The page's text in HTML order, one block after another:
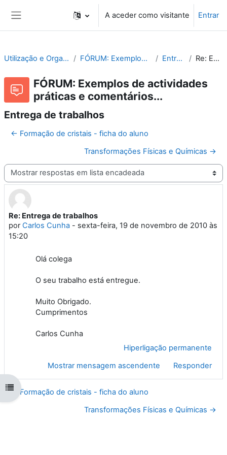
A aceder como visitante Entrar
Abrir índice da disciplina
Utilização e Organização de Laboratórios Escolares FÓRUM: Exemplos de actividades práticas e comentários... Entrega de trabalhos Re: Entrega de trabalhos
FÓRUM: Exemplos de actividades
práticas e comentários...
Entrega de trabalhos
← Formação de cristais - ficha do aluno
Transformações Físicas e Químicas →
Modo de visualização
Re: Entrega de trabalhos
porCarlos Cunha - sexta-feira, 19 de novembro de 2010 às
15:20
Número de respostas: 0
Olá colega
O seu trabalho está entregue.
Muito Obrigado.
Cumprimentos
Carlos Cunha
Hiperligação permanente
Mostrar mensagem ascendente
Responder
← Formação de cristais - ficha do aluno
Transformações Físicas e Químicas →